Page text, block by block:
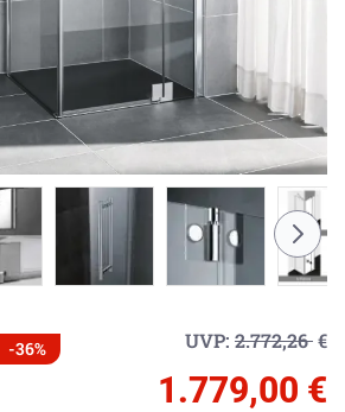
-36% UVP: 2.772,26€
1.779,00 €